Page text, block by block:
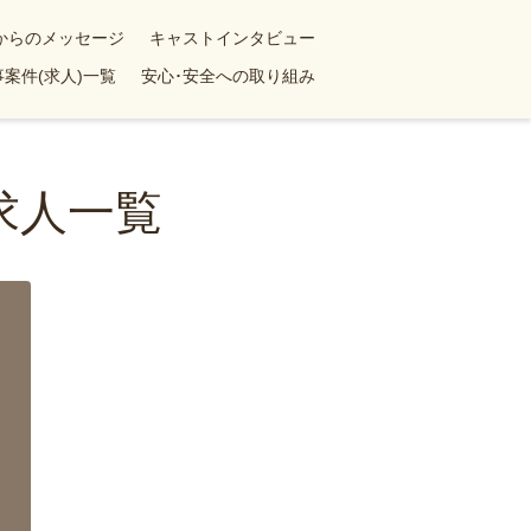
らのメッセージ
キャストインタビュー
案件(求人)一覧 安心･安全への取り組み
人一覧